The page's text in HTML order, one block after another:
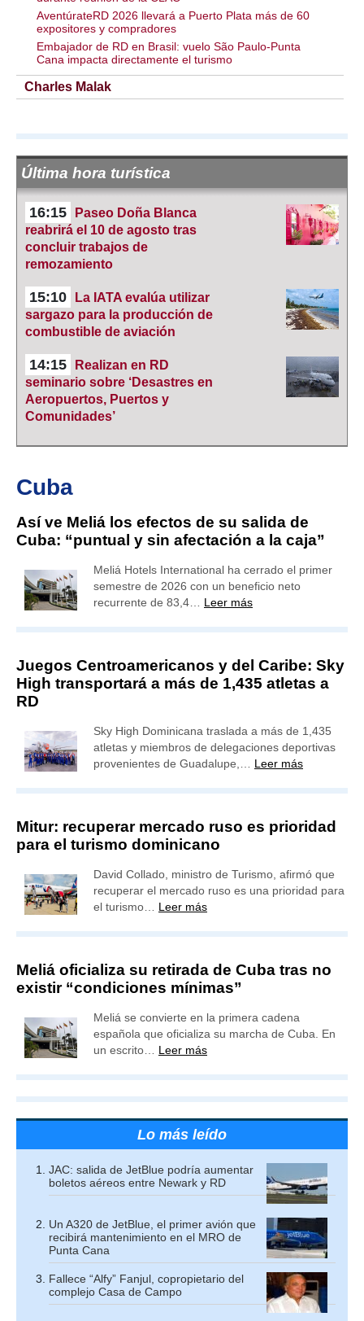
AventúrateRD 2026 llevará a Puerto Plata más de 60
expositores y compradores
Embajador de RD en Brasil: vuelo São Paulo-Punta
Cana impacta directamente el turismo
Charles Malak
Última hora turística
16:15
Paseo Doña Blanca
reabrirá el 10 de agosto tras
concluir trabajos de
remozamiento
15:10
La IATA evalúa utilizar
sargazo para la producción de
combustible de aviación
14:15
Realizan en RD
seminario sobre ‘Desastres en
Aeropuertos, Puertos y
Comunidades’
Cuba
Así ve Meliá los efectos de su salida de
Cuba: “puntual y sin afectación a la caja”
Meliá Hotels International ha cerrado el primer
semestre de 2026 con un beneficio neto
recurrente de 83,4… Leer más
Juegos Centroamericanos y del Caribe: Sky
High transportará a más de 1,435 atletas a
RD
Sky High Dominicana traslada a más de 1,435
atletas y miembros de delegaciones deportivas
provenientes de Guadalupe,… Leer más
Mitur: recuperar mercado ruso es prioridad
para el turismo dominicano
David Collado, ministro de Turismo, afirmó que
recuperar el mercado ruso es una prioridad para
el turismo… Leer más
Meliá oficializa su retirada de Cuba tras no
existir “condiciones mínimas”
Meliá se convierte en la primera cadena
española que oficializa su marcha de Cuba. En
un escrito… Leer más
Lo más leído
JAC: salida de JetBlue podría aumentar
boletos aéreos entre Newark y RD
Un A320 de JetBlue, el primer avión que
recibirá mantenimiento en el MRO de
Punta Cana
Fallece “Alfy” Fanjul, copropietario del
complejo Casa de Campo